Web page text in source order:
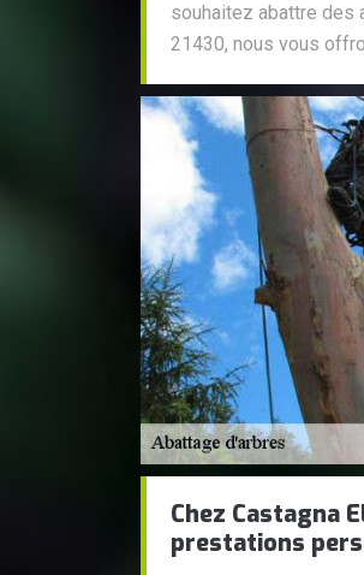
souhaitez abattre des
21430, nous vous
Chez Castagna
prestations